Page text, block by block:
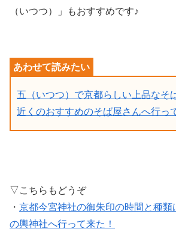
（いつつ）」もおすすめです♪
五（いつつ）で京都らしい上品なそ
近くのおすすめのそば屋さんへ行っ
▽こちらもどうぞ
・ 京都今宮神社の御朱印の時間と種類
の輿神社へ行って来た！